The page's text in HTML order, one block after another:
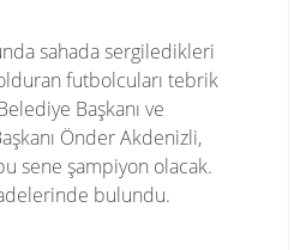
sahada sergiledikleri
futbolcuları tebrik
Başkanı ve
Önder Akdenizli,
sene şampiyon olacak.
bulundu.